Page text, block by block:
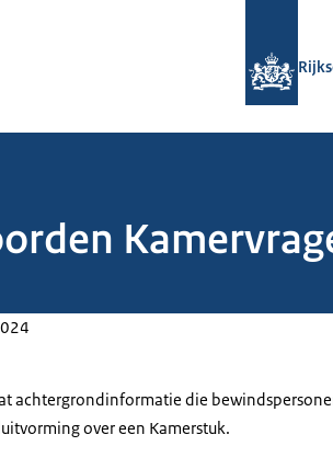
achtergrondinformatie die
over een Kamerstuk.